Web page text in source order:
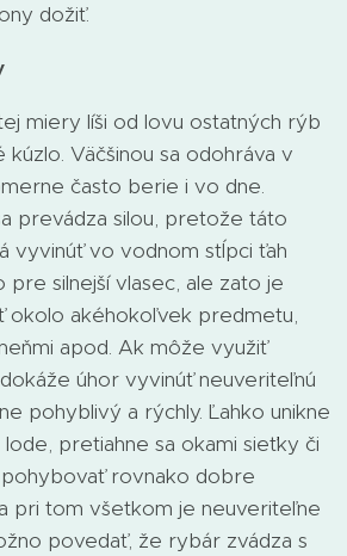
dožiť.
miery líši od lovu ostatných rýb
Väčšinou sa odohráva v
často berie i vo dne.
prevádza silou, pretože táto
vyvinúť vo vodnom stĺpci ťah
pre silnejší vlasec, ale zato je
okolo akéhokoľvek predmetu,
apod. Ak môže využiť
úhor vyvinúť neuveriteľnú
pohyblivý a rýchly. Ľahko unikne
pretiahne sa okami sieťky či
rovnako dobre
pri tom všetkom je neuveriteľne
povedať, že rybár zvádza s